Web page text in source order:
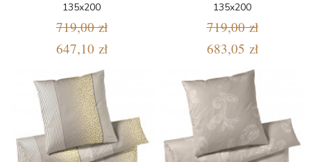
135x200
719,00 zł
647,10 zł
135x200
719,00 zł
683,05 zł